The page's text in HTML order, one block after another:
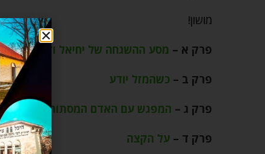
מושון!
פרק א – מסע ההשגחה של יחיאל ודג הזהב
פרק ב – כשהמזל יודע
פרק ג – המפגש עם האדם המסתורי
פרק ד – על הקצה